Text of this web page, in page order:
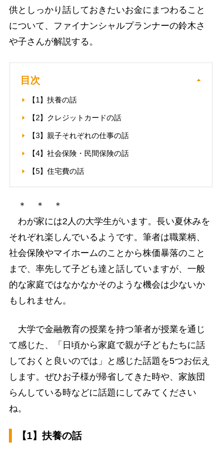
供としっかり話しておきたいお金にまつわること
について、ファイナンシャルプランナーの鈴木さ
や子さんが解説する。
目次
【1】扶養の話
【2】クレジットカードの話
【3】親子それぞれの仕事の話
【4】社会保険・民間保険の話
【5】住宅費の話
＊ ＊ ＊
わが家には2人の大学生がいます。長い夏休みを
それぞれ楽しんでいるようです。筆者は職業柄、
社会保険やマイホームのことから株価暴落のこと
まで、率先して子ども達と話していますが、一般
的な家庭ではなかなかそのような機会は少ないか
もしれません。
大学で金融教育の授業を持つ筆者が授業を通じ
て感じた、「日頃から家庭で親が子どもたちに話
しておくと良いのでは」と感じた話題を5つお伝え
します。ぜひお子様が帰省してきた時や、家族団
らんしている時などに話題にしてみてください
ね。
【1】扶養の話